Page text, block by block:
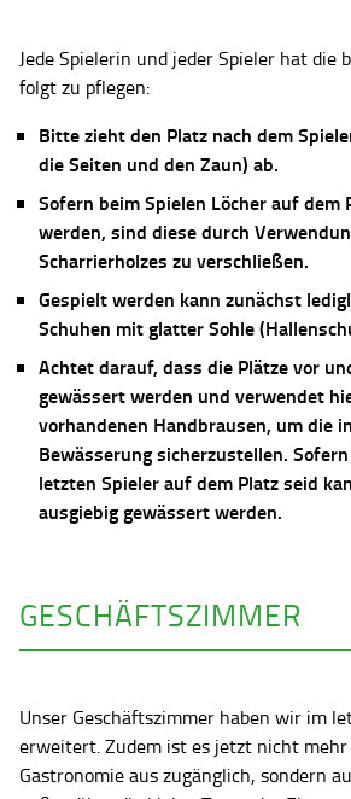
Jede Spielerin und jeder Spieler hat die
folgt zu pflegen:
Bitte zieht den Platz nach dem
die Seiten und den Zaun) ab.
Sofern beim Spielen Löcher auf dem
werden, sind diese durch
Scharrierholzes zu verschließen.
Gespielt werden kann zunächst
Schuhen mit glatter Sohle
Achtet darauf, dass die Plätze vor
gewässert werden und verwendet
vorhandenen Handbrausen, um die
Bewässerung sicherzustellen.
letzten Spieler auf dem Platz seid
ausgiebig gewässert werden.
GESCHÄFTSZIMMER
Unser Geschäftszimmer haben wir im
erweitert. Zudem ist es jetzt nicht
Gastronomie aus zugänglich, sondern